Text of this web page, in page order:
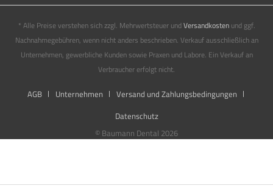
* Alle Preise verstehen sich zzgl. Mehrwertsteuer undVersandkostenund ggf.
Nachnahmegebühren, wenn nicht anders beschrieben. Verkauf ausschließlich an
Unternehmen, gewerbliche Kunden sowie Praxen und Labore. Ein Verkauf an
Verbraucher erfolgt nicht.
AGB Unternehmen
Versand und Zahlungsbedingungen
Datenschutz
© Baumann Dental 2026